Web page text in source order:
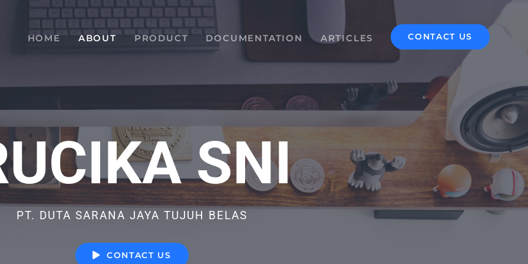
HOME ABOUT PRODUCT DOCUMENTATION ARTICLES CONTACT US
SNI
PT. DUTA SARANA JAYA TUJUH BELAS
CONTACT US